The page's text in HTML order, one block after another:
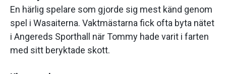
En härlig spelare som gjorde sig mest känd genom
spel i Wasaiterna. Vaktmästarna fick ofta byta nätet
i Angereds Sporthall när Tommy hade varit i farten
med sitt beryktade skott.